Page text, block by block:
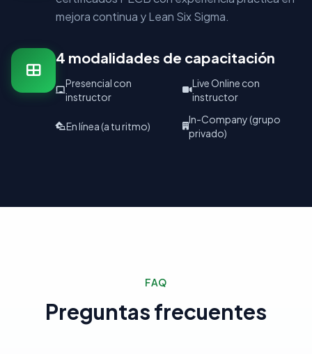
mejora continua y Lean Six Sigma.
4 modalidades de capacitación
Presencial con
instructor
Live Online con
instructor
En línea (a tu ritmo)
In-Company (grupo
privado)
FAQ
Preguntas frecuentes